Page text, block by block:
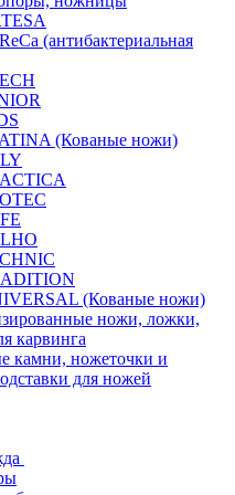
(антибактериальная
(Кованые ножи)
(Кованые ножи)
ножи, ложки,
карвинга
камни, ножеточки и
для ножей